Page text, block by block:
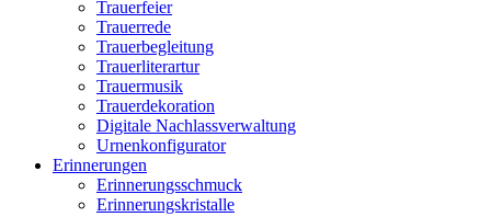
Trauerfeier
Trauerrede
Trauerbegleitung
Trauerliterartur
Trauermusik
Trauerdekoration
Digitale Nachlassverwaltung
Urnenkonfigurator
Erinnerungen
Erinnerungsschmuck
Erinnerungskristalle